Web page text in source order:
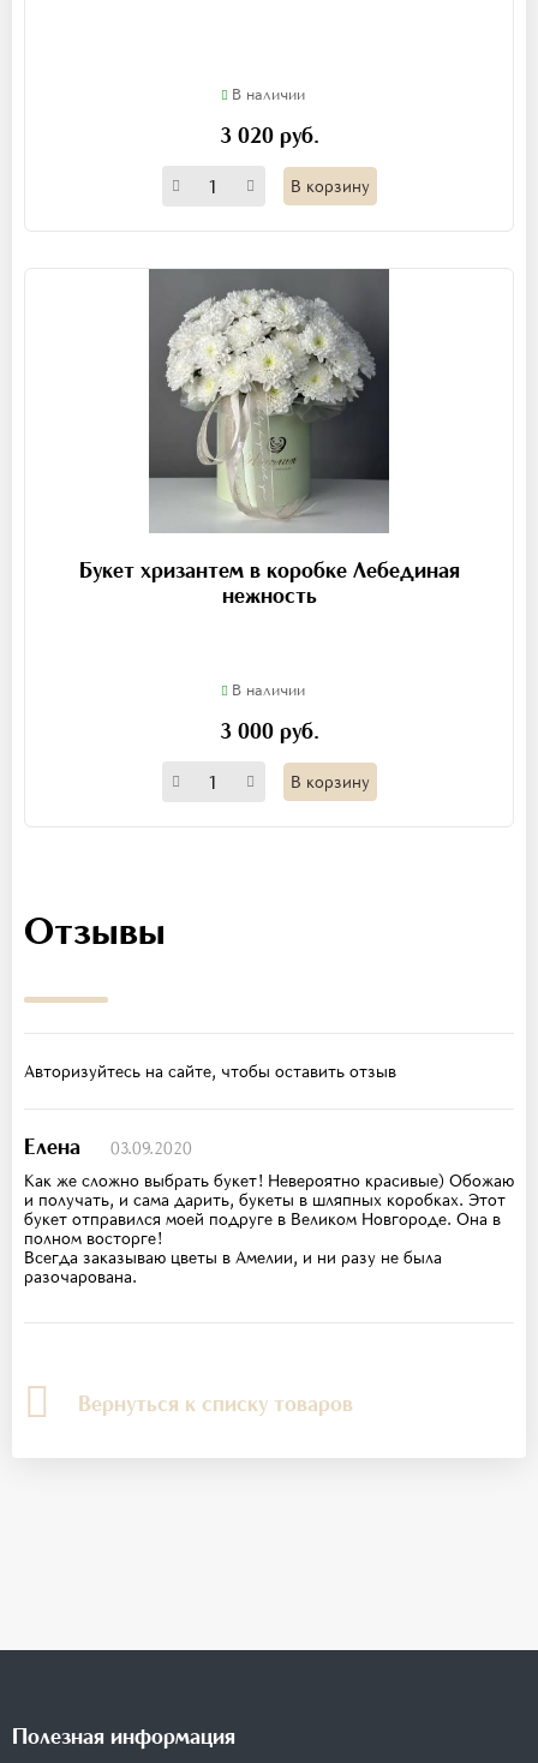
В наличии
3 020 руб.
В корзину
Букет хризантем в коробке Лебединая
нежность
В наличии
3 000 руб.
В корзину
Отзывы
Авторизуйтесь на сайте, чтобы оставить отзыв
Елена
03.09.2020
Как же сложно выбрать букет! Невероятно красивые) Обожаю
и получать, и сама дарить, букеты в шляпных коробках. Этот
букет отправился моей подруге в Великом Новгороде. Она в
полном восторге!
Всегда заказываю цветы в Амелии, и ни разу не была
разочарована.
Вернуться к списку товаров
Полезная информация